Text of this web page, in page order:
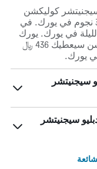
كوليكشن
عادة أقل من متوسط ​​سعر فندق مصنف 3 نجوم في يورك. في
هو 827 ﷼ في الليلة في يورك. يورك
بافيليون هوتل، بي دبليو سيجنيتشر كوليكشن سيعطيك 436 ﷼
سيجنيتشر
سيجنيتشر